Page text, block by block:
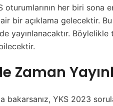
oturumlarının her biri sona
bir açıklama gelecektir.
yayınlanacaktır.
Zaman
bakarsanız, YKS 2023